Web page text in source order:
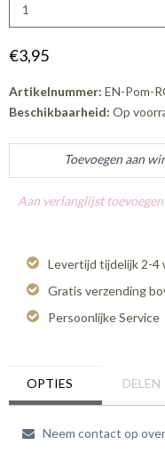
€3,95
Artikelnummer: EN-Pom-
Beschikbaarheid: Op
Aan verlanglijst toevoegen
Levertijd tijdelijk 2-4
Gratis verzending
Persoonlijke Service
OPTIES DELEN
Neem contact op